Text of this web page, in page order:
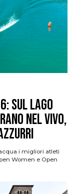
sul Lago
nel vivo,
i migliori atleti
Women e Open